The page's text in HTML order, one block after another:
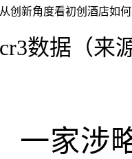
数据（来
一家涉